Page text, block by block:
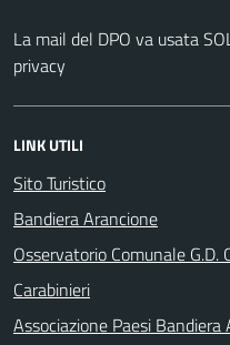
La mail del DPO va usata
privacy
LINK UTILI
Sito Turistico
Bandiera Arancione
Osservatorio Comunale G.D.
Carabinieri
Associazione Paesi Bandiera